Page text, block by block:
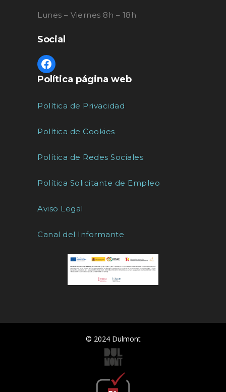
Lunes – Viernes 8h – 18h
Social
Política página web
Política de Privacidad
Política de Cookies
Política de Redes Sociales
Política Solicitante de Empleo
Aviso Legal
Canal del Informante
© 2024 Dulmont